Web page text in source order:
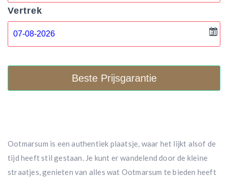
Vertrek
Beste Prijsgarantie
Ootmarsum is een authentiek plaatsje, waar het lijkt alsof de
tijd heeft stil gestaan. Je kunt er wandelend door de kleine
straatjes, genieten van alles wat Ootmarsum te bieden heeft